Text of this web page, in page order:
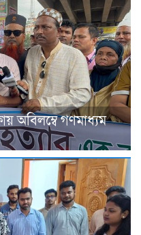
অবিলম্বে গণমাধ্যম